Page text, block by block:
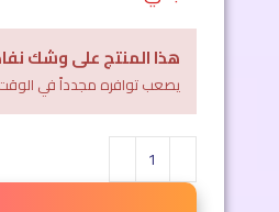
هذا المنتج على وشك
يصعب توافره مجدداً في